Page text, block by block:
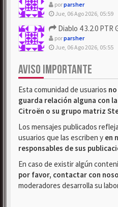
porparsher
Jue, 06 Ago 2026, 05:59
Diablo 4 3.2.0 PTR
porparsher
Jue, 06 Ago 2026, 05:55
AVISO IMPORTANTE
Esta comunidad de usuarios
guarda relación alguna con
Citroën o su grupo matriz
Los mensajes publicados
usuarios que las escriben y en
responsables de sus
En caso de existir algún
por favor, contactar con
moderadores desarrolla su